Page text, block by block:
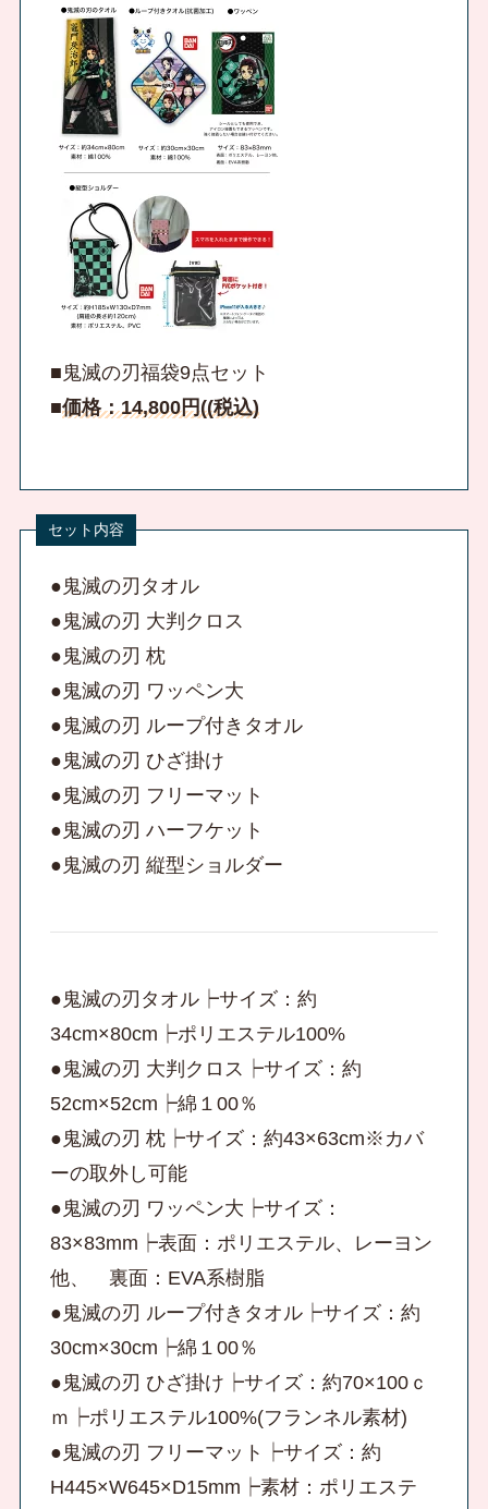
■鬼滅の刃福袋9点セット
■価格：14,800円((税込)
●鬼滅の刃タオル
●鬼滅の刃 大判クロス
●鬼滅の刃 枕
●鬼滅の刃 ワッペン大
●鬼滅の刃 ループ付きタオル
●鬼滅の刃 ひざ掛け
●鬼滅の刃 フリーマット
●鬼滅の刃 ハーフケット
●鬼滅の刃 縦型ショルダー
●鬼滅の刃タオル┝サイズ：約
34cm×80cm┝ポリエステル100%
●鬼滅の刃 大判クロス┝サイズ：約
52cm×52cm┝綿１00％
●鬼滅の刃 枕┝サイズ：約43×63cm※カバ
ーの取外し可能
●鬼滅の刃 ワッペン大┝サイズ：
83×83mm┝表面：ポリエステル、レーヨン
他、 裏面：EVA系樹脂
●鬼滅の刃 ループ付きタオル┝サイズ：約
30cm×30cm┝綿１00％
●鬼滅の刃 ひざ掛け┝サイズ：約70×100ｃ
ｍ┝ポリエステル100%(フランネル素材)
●鬼滅の刃 フリーマット┝サイズ：約
H445×W645×D15mm┝素材：ポリエステ